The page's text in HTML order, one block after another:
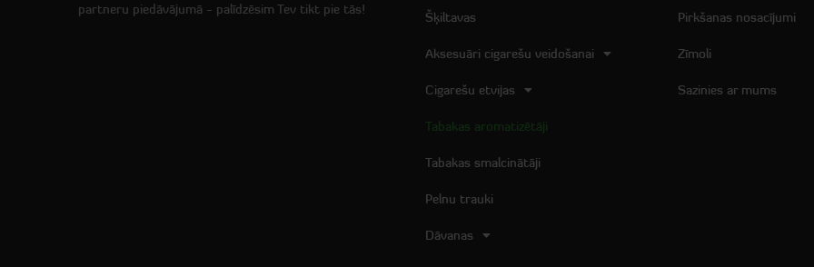
partneru piedāvājumā - palīdzēsim Tev tikt pie tās!
Šķiltavas
Aksesuāri cigarešu veidošanai
Cigarešu etvijas
Tabakas aromatizētāji
Tabakas smalcinātāji
Pelnu trauki
Dāvanas
Pirkšanas nosacījumi
Zīmoli
Sazinies ar mums